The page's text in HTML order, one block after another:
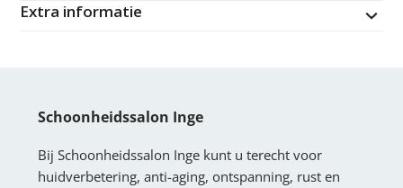
Extra informatie
Schoonheidssalon Inge
Bij Schoonheidssalon Inge kunt u terecht voor
huidverbetering, anti-aging, ontspanning, rust en